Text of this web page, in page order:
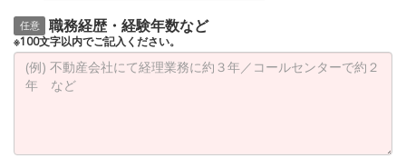
任意 職務経歴・経験年数など
※100文字以内でご記入ください。